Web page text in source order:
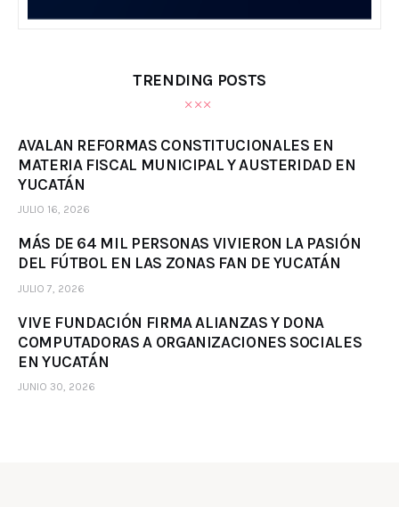
TRENDING POSTS
AVALAN REFORMAS CONSTITUCIONALES EN
MATERIA FISCAL MUNICIPAL Y AUSTERIDAD EN
YUCATÁN
JULIO 16, 2026
MÁS DE 64 MIL PERSONAS VIVIERON LA PASIÓN
DEL FÚTBOL EN LAS ZONAS FAN DE YUCATÁN
JULIO 7, 2026
VIVE FUNDACIÓN FIRMA ALIANZAS Y DONA
COMPUTADORAS A ORGANIZACIONES SOCIALES
EN YUCATÁN
JUNIO 30, 2026